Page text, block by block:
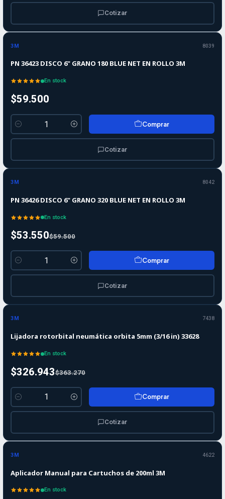
Cotizar
3M 8039
PN 36423 DISCO 6" GRANO 180 BLUE NET EN ROLLO 3M
En stock
$59.500
Cantidad
Comprar
Cotizar
-10%
3M 8042
PN 36426 DISCO 6" GRANO 320 BLUE NET EN ROLLO 3M
En stock
$53.550$59.500
Cantidad
Comprar
Cotizar
-10%
3M 7438
Lijadora rotorbital neumática orbita 5mm (3/16 in) 33628
En stock
$326.943$363.270
Cantidad
Comprar
Cotizar
-10%
3M 4622
Aplicador Manual para Cartuchos de 200ml 3M
En stock